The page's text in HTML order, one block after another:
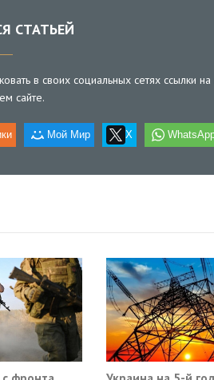
СТАТЬЕЙ
в своих социальных сетях ссылки
сайте.
Мой Мир X